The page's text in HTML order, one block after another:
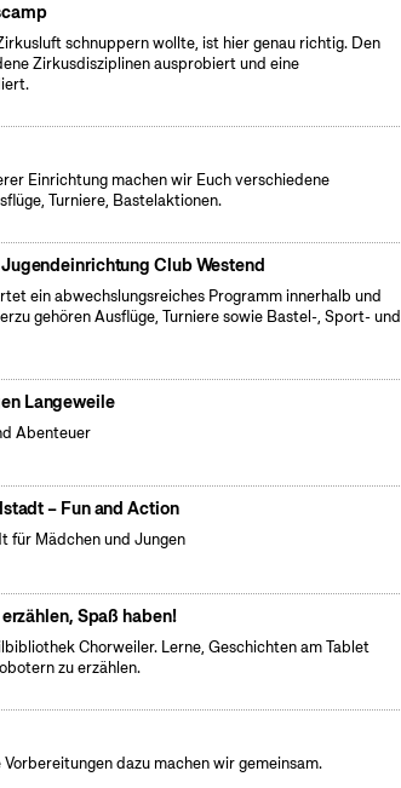
schnuppern wollte, ist hier genau richtig. Den
Zirkusdisziplinen ausprobiert und eine
Einrichtung machen wir Euch verschiedene
Turniere, Bastelaktionen.
Club Westend
ein abwechslungsreiches Programm innerhalb und
gehören Ausflüge, Turniere sowie Bastel-, Sport- und
Langeweile
Abenteuer
– Fun and Action
für Mädchen und Jungen
Spaß haben!
Chorweiler. Lerne, Geschichten am Tablet
zu erzählen.
dazu machen wir gemeinsam.